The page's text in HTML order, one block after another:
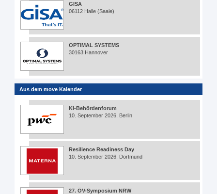
GISA
06112 Halle (Saale)
OPTIMAL SYSTEMS
30163 Hannover
Aus dem move Kalender
KI-Behördenforum
10. September 2026, Berlin
Resilience Readiness Day
10. September 2026, Dortmund
27. ÖV-Symposium NRW